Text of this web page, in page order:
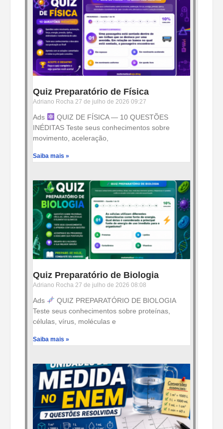
Quiz Preparatório de Física
Adriano Rocha 27 de julho de 2026 09:27
Ads
QUIZ DE FÍSICA — 10 QUESTÕES
INÉDITAS Teste seus conhecimentos sobre
movimento, aceleração,
Saiba mais »
Quiz Preparatório de Biologia
Adriano Rocha 27 de julho de 2026 08:08
Ads
QUIZ PREPARATÓRIO DE BIOLOGIA
Teste seus conhecimentos sobre proteínas,
células, vírus, moléculas e
Saiba mais »